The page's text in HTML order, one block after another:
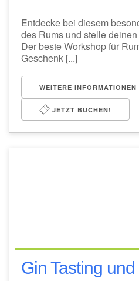
Entdecke bei diesem
des Rums und stelle
Der beste Workshop für
Geschenk [...]
WEITERE INFORMATIONEN
JETZT BUCHEN!
Gin Tasting